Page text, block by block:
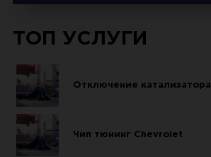
ТОП УСЛУГИ
Отключение катализатора
Чип тюнинг Chevrolet